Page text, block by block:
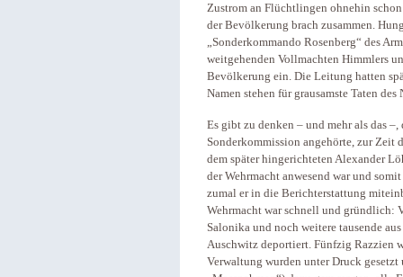
Zustrom an Flüchtlingen ohnehin
der Bevölkerung brach zusammen.
„Sonderkommando Rosenberg“ des
weitgehenden Vollmachten Himmlers
Bevölkerung ein. Die Leitung hatten
Namen stehen für grausamste Taten des
Es gibt zu denken – und mehr als das
Sonderkommission angehörte, zur Zeit
dem später hingerichteten Alexander
der Wehrmacht anwesend war und
zumal er in die Berichterstattung
Wehrmacht war schnell und gründlich:
Salonika und noch weitere tausende
Auschwitz deportiert. Fünfzig Razzien
Verwaltung wurden unter Druck